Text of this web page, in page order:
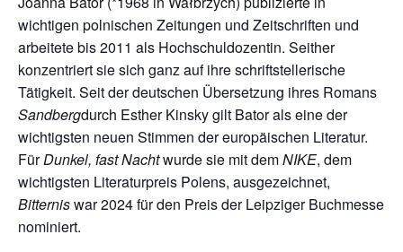
wichtigen polnischen Zeitungen und Zeitschriften und
arbeitete bis 2011 als Hochschuldozentin. Seither
konzentriert sie sich ganz auf ihre schriftstellerische
Tätigkeit. Seit der deutschen Übersetzung ihres Romans
Sandbergdurch Esther Kinsky gilt Bator als eine der
wichtigsten neuen Stimmen der europäischen Literatur.
FürDunkel, fast Nachtwurde sie mit demNIKE, dem
wichtigsten Literaturpreis Polens, ausgezeichnet,
Bitterniswar 2024 für den Preis der Leipziger Buchmesse
nominiert.